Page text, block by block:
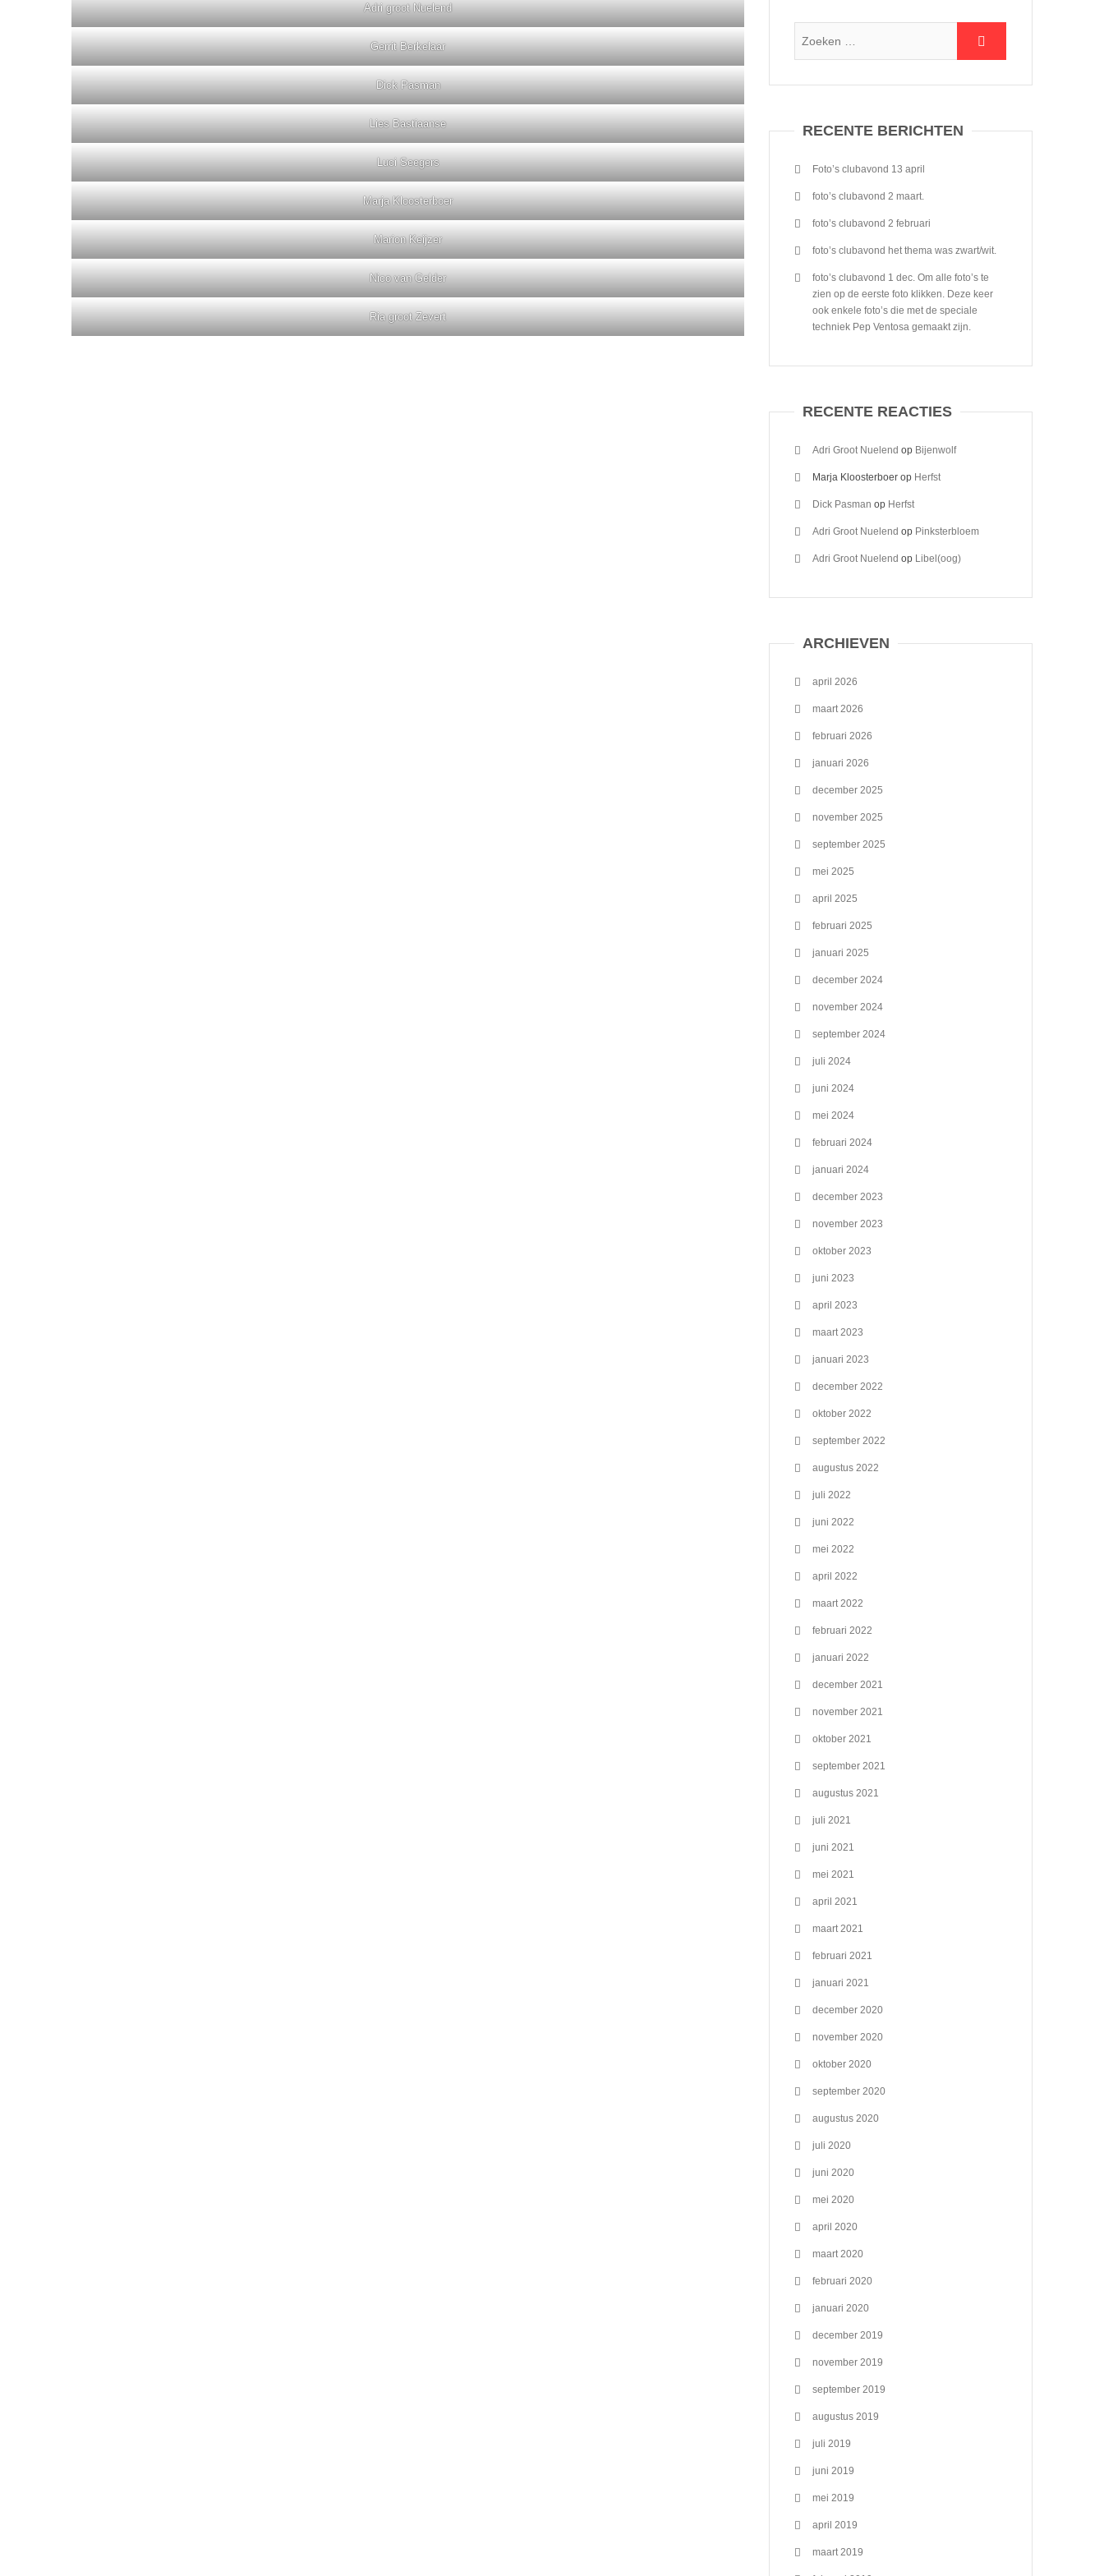
Adri groot Nuelend
Gerrit Berkelaar
Dick Pasman
Lies Bastiaanse
Luci Seegers
Marja Kloosterboer
Marion Keijzer
Nico van Gelder
Ria groot Zevert
RECENTE BERICHTEN
Foto’s clubavond 13 april
foto’s clubavond 2 maart.
foto’s clubavond 2 februari
foto’s clubavond het thema was zwart/wit.
foto’s clubavond 1 dec. Om alle foto’s te
zien op de eerste foto klikken. Deze keer
ook enkele foto’s die met de speciale
techniek Pep Ventosa gemaakt zijn.
RECENTE REACTIES
Adri Groot Nuelend op Bijenwolf
Marja Kloosterboer op Herfst
Dick Pasman op Herfst
Adri Groot Nuelend op Pinksterbloem
Adri Groot Nuelend op Libel(oog)
ARCHIEVEN
april 2026
maart 2026
februari 2026
januari 2026
december 2025
november 2025
september 2025
mei 2025
april 2025
februari 2025
januari 2025
december 2024
november 2024
september 2024
juli 2024
juni 2024
mei 2024
februari 2024
januari 2024
december 2023
november 2023
oktober 2023
juni 2023
april 2023
maart 2023
januari 2023
december 2022
oktober 2022
september 2022
augustus 2022
juli 2022
juni 2022
mei 2022
april 2022
maart 2022
februari 2022
januari 2022
december 2021
november 2021
oktober 2021
september 2021
augustus 2021
juli 2021
juni 2021
mei 2021
april 2021
maart 2021
februari 2021
januari 2021
december 2020
november 2020
oktober 2020
september 2020
augustus 2020
juli 2020
juni 2020
mei 2020
april 2020
maart 2020
februari 2020
januari 2020
december 2019
november 2019
september 2019
augustus 2019
juli 2019
juni 2019
mei 2019
april 2019
maart 2019